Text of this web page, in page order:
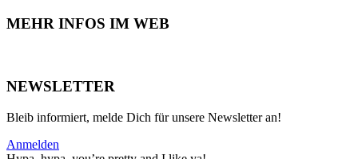
MEHR INFOS IM WEB
NEWSLETTER
Bleib informiert, melde Dich für unsere Newsletter an!
Anmelden